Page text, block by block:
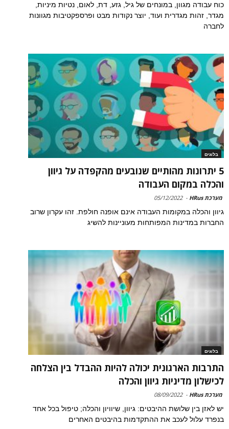
כוח עבודה מגוון, במונחים של גיל, גזע, דת, לאום, נטיות מיניות,
מגדר, זהות מגדרית ועוד, יוצר נקודות מבט ופרספקטיבות מגוונות
לחברה
בלוגים
5 יתרונות מהותיים שנובעים מהקפדה על גיוון
והכלה במקום העבודה
מערכת HRus -
05/12/2022
גיוון והכלה במקומות העבודה אינם אופנה חולפת. זהו עקרון שרוב
החברות במדינות המפותחות מעוניינות להשיג
בלוגים
התרבות הארגונית יכולה להיות ההבדל בין הצלחה
לכישלון מדיניות גיוון והכלה
מערכת HRus -
08/09/2022
יש לאזן בין שלושת ההיבטים: גיוון, שיוויון והכלה; טיפול בכל אחד
בנפרד עלול לעכב את ההתקדמות בהיבטים האחרים